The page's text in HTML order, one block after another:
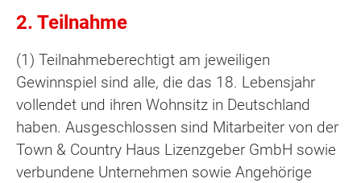
2. Teilnahme
(1) Teilnahmeberechtigt am jeweiligen
Gewinnspiel sind alle, die das 18. Lebensjahr
vollendet und ihren Wohnsitz in Deutschland
haben. Ausgeschlossen sind Mitarbeiter von der
Town & Country Haus Lizenzgeber GmbH sowie
verbundene Unternehmen sowie Angehörige